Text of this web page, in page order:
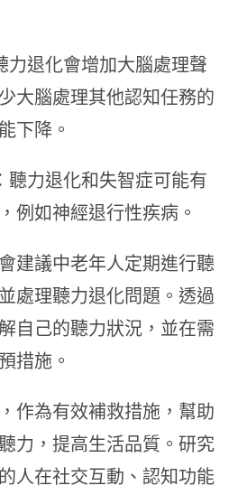
力退化會增加大腦處理聲
大腦處理其他認知任務的
下降。
聽力退化和失智症可能有
例如神經退行性疾病。
建議中老年人定期進行聽
處理聽力退化問題。透過
自己的聽力狀況，並在需
措施。
作為有效補救措施，幫助
力，提高生活品質。研究
人在社交互動、認知功能